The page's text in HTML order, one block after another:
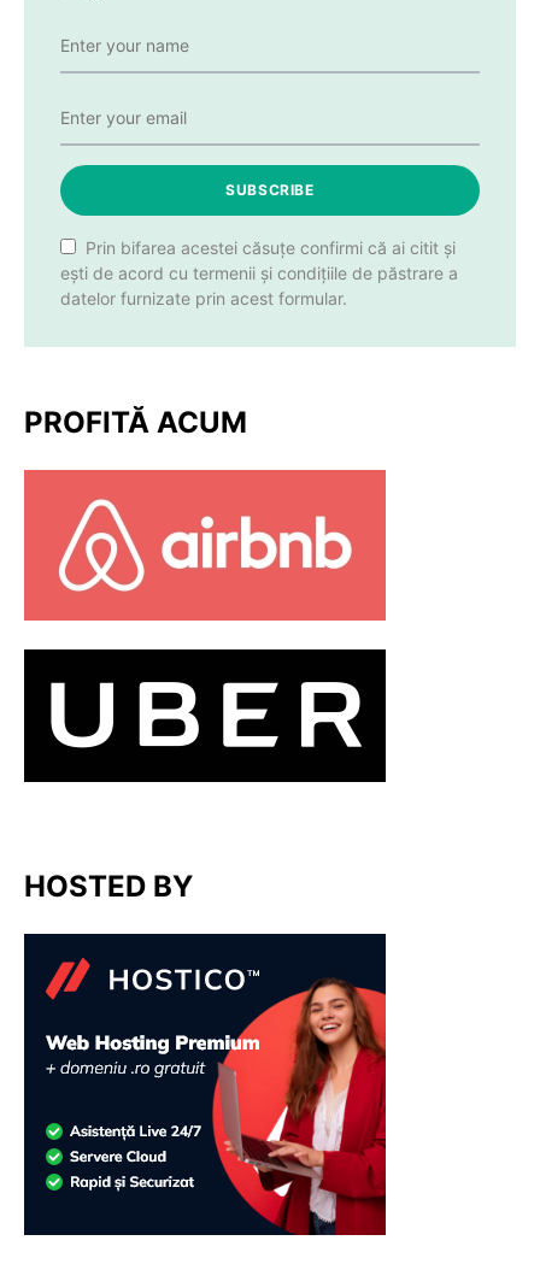
SUBSCRIBE
Prin bifarea acestei căsuțe confirmi că ai citit și
ești de acord cu termenii și condițiile de păstrare a
datelor furnizate prin acest formular.
PROFITĂ ACUM
HOSTED BY